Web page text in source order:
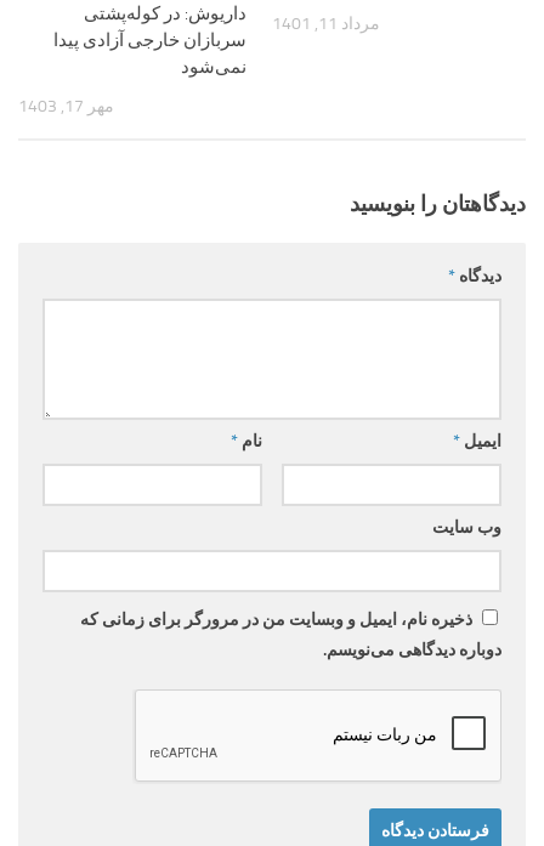
داریوش: در کوله‌پشتی
سربازان خارجی آزادی پیدا
نمی‌شود
مهر 17, 1403
مرداد 11, 1401
دیدگاهتان را بنویسید
دیدگاه *
نام * ایمیل *
وب‌ سایت
ذخیره نام، ایمیل و وبسایت من در مرورگر برای زمانی که
دوباره دیدگاهی می‌نویسم.